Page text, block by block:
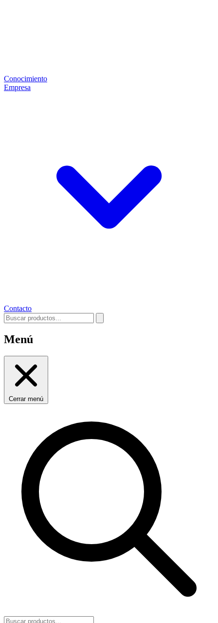
Conocimiento
Empresa
Contacto
Menú
Cerrar menú